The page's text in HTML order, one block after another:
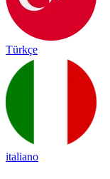
Türkçe
italiano